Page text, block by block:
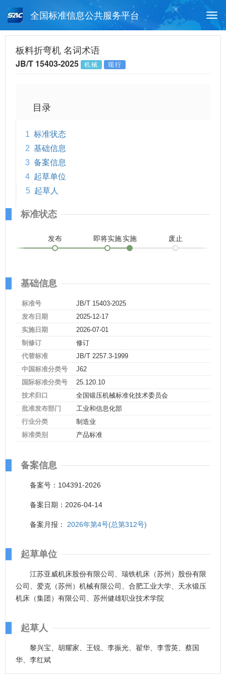
全国标准信息公共服务平台
月报查询 标准公告查询
板料折弯机 名词术语
JB/T 15403-2025 机械 现行
目录
1 标准状态
2 基础信息
3 备案信息
4 起草单位
5 起草人
标准状态
发布 即将实施实施 废止
基础信息
标准号
JB/T 15403-2025
发布日期
2025-12-17
实施日期
2026-07-01
制修订
修订
代替标准
JB/T 2257.3-1999
中国标准分类号
J62
国际标准分类号
25.120.10
技术归口
全国锻压机械标准化技术委员会
批准发布部门
工业和信息化部
行业分类
制造业
标准类别
产品标准
备案信息
备案号：104391-2026
备案日期：2026-04-14
备案月报： 2026年第4号(总第312号)
起草单位
江苏亚威机床股份有限公司、瑞铁机床（苏州）股份有限
公司、爱克（苏州）机械有限公司、合肥工业大学、天水锻压
机床（集团）有限公司、苏州健雄职业技术学院
起草人
黎兴宝、胡耀家、王锐、李振光、翟华、李雪英、蔡国
华、李红斌